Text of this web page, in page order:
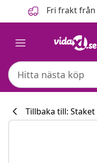
FöregåendeFri frakt från
Tillbaka till: Staket